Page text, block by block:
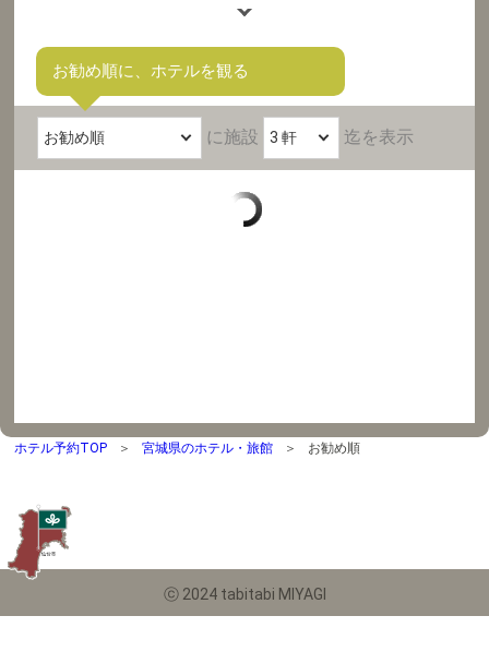
お勧め順に、ホテルを観る
に施設 迄を表示
ホテル予約TOP 宮城県のホテル・旅館 お勧め順
ⓒ 2024 tabitabi MIYAGI